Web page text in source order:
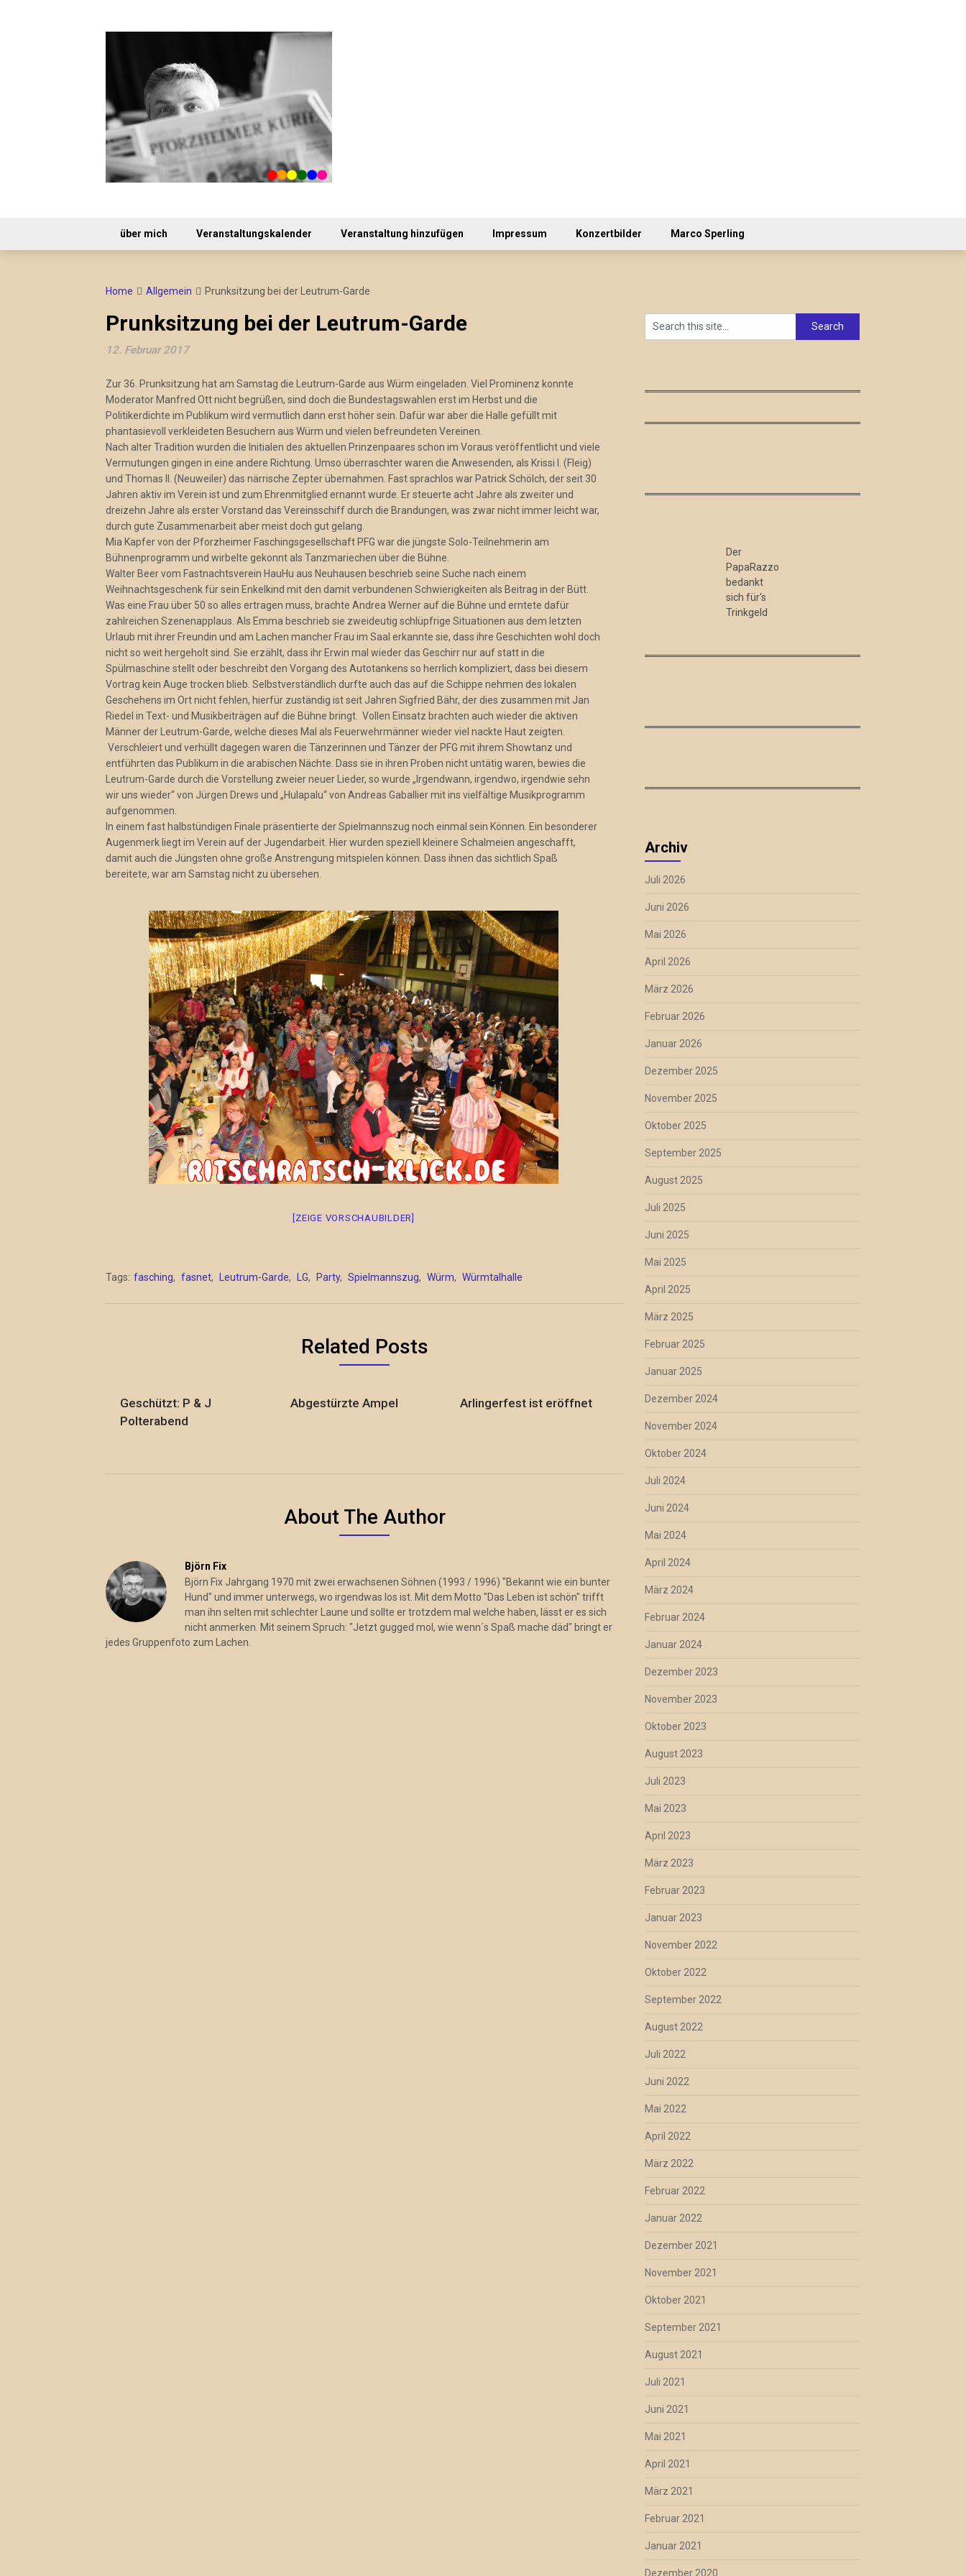
über mich Veranstaltungskalender Veranstaltung hinzufügen Impressum Konzertbilder Marco Sperling
Home Allgemein Prunksitzung bei der Leutrum-Garde
Prunksitzung bei der Leutrum-Garde
12. Februar 2017
Zur 36. Prunksitzung hat am Samstag die Leutrum-Garde aus Würm eingeladen. Viel Prominenz konnte
Moderator Manfred Ott nicht begrüßen, sind doch die Bundestagswahlen erst im Herbst und die
Politikerdichte im Publikum wird vermutlich dann erst höher sein. Dafür war aber die Halle gefüllt mit
phantasievoll verkleideten Besuchern aus Würm und vielen befreundeten Vereinen.
Nach alter Tradition wurden die Initialen des aktuellen Prinzenpaares schon im Voraus veröffentlicht und viele
Vermutungen gingen in eine andere Richtung. Umso überraschter waren die Anwesenden, als Krissi I. (Fleig)
und Thomas II. (Neuweiler) das närrische Zepter übernahmen. Fast sprachlos war Patrick Schölch, der seit 30
Jahren aktiv im Verein ist und zum Ehrenmitglied ernannt wurde. Er steuerte acht Jahre als zweiter und
dreizehn Jahre als erster Vorstand das Vereinsschiff durch die Brandungen, was zwar nicht immer leicht war,
durch gute Zusammenarbeit aber meist doch gut gelang.
Mia Kapfer von der Pforzheimer Faschingsgesellschaft PFG war die jüngste Solo-Teilnehmerin am
Bühnenprogramm und wirbelte gekonnt als Tanzmariechen über die Bühne.
Walter Beer vom Fastnachtsverein HauHu aus Neuhausen beschrieb seine Suche nach einem
Weihnachtsgeschenk für sein Enkelkind mit den damit verbundenen Schwierigkeiten als Beitrag in der Bütt.
Was eine Frau über 50 so alles ertragen muss, brachte Andrea Werner auf die Bühne und erntete dafür
zahlreichen Szenenapplaus. Als Emma beschrieb sie zweideutig schlüpfrige Situationen aus dem letzten
Urlaub mit ihrer Freundin und am Lachen mancher Frau im Saal erkannte sie, dass ihre Geschichten wohl doch
nicht so weit hergeholt sind. Sie erzählt, dass ihr Erwin mal wieder das Geschirr nur auf statt in die
Spülmaschine stellt oder beschreibt den Vorgang des Autotankens so herrlich kompliziert, dass bei diesem
Vortrag kein Auge trocken blieb. Selbstverständlich durfte auch das auf die Schippe nehmen des lokalen
Geschehens im Ort nicht fehlen, hierfür zuständig ist seit Jahren Sigfried Bähr, der dies zusammen mit Jan
Riedel in Text- und Musikbeiträgen auf die Bühne bringt. Vollen Einsatz brachten auch wieder die aktiven
Männer der Leutrum-Garde, welche dieses Mal als Feuerwehrmänner wieder viel nackte Haut zeigten.
Verschleiert und verhüllt dagegen waren die Tänzerinnen und Tänzer der PFG mit ihrem Showtanz und
entführten das Publikum in die arabischen Nächte. Dass sie in ihren Proben nicht untätig waren, bewies die
Leutrum-Garde durch die Vorstellung zweier neuer Lieder, so wurde „Irgendwann, irgendwo, irgendwie sehn
wir uns wieder“ von Jürgen Drews und „Hulapalu“ von Andreas Gaballier mit ins vielfältige Musikprogramm
aufgenommen.
In einem fast halbstündigen Finale präsentierte der Spielmannszug noch einmal sein Können. Ein besonderer
Augenmerk liegt im Verein auf der Jugendarbeit. Hier wurden speziell kleinere Schalmeien angeschafft,
damit auch die Jüngsten ohne große Anstrengung mitspielen können. Dass ihnen das sichtlich Spaß
bereitete, war am Samstag nicht zu übersehen.
[ZEIGE VORSCHAUBILDER]
Tags: fasching, fasnet, Leutrum-Garde, LG, Party, Spielmannszug, Würm, Würmtalhalle
Related Posts
Geschützt: P & J
Polterabend
Abgestürzte Ampel Arlingerfest ist eröffnet
About The Author
Björn Fix
Björn Fix Jahrgang 1970 mit zwei erwachsenen Söhnen (1993 / 1996) "Bekannt wie ein bunter
Hund" und immer unterwegs, wo irgendwas los ist. Mit dem Motto "Das Leben ist schön" trifft
man ihn selten mit schlechter Laune und sollte er trotzdem mal welche haben, lässt er es sich
nicht anmerken. Mit seinem Spruch: "Jetzt gugged mol, wie wenn´s Spaß mache däd" bringt er
jedes Gruppenfoto zum Lachen.
Der
PapaRazzo
bedankt
sich für's
Trinkgeld
Archiv
Juli 2026
Juni 2026
Mai 2026
April 2026
März 2026
Februar 2026
Januar 2026
Dezember 2025
November 2025
Oktober 2025
September 2025
August 2025
Juli 2025
Juni 2025
Mai 2025
April 2025
März 2025
Februar 2025
Januar 2025
Dezember 2024
November 2024
Oktober 2024
Juli 2024
Juni 2024
Mai 2024
April 2024
März 2024
Februar 2024
Januar 2024
Dezember 2023
November 2023
Oktober 2023
August 2023
Juli 2023
Mai 2023
April 2023
März 2023
Februar 2023
Januar 2023
November 2022
Oktober 2022
September 2022
August 2022
Juli 2022
Juni 2022
Mai 2022
April 2022
März 2022
Februar 2022
Januar 2022
Dezember 2021
November 2021
Oktober 2021
September 2021
August 2021
Juli 2021
Juni 2021
Mai 2021
April 2021
März 2021
Februar 2021
Januar 2021
Dezember 2020